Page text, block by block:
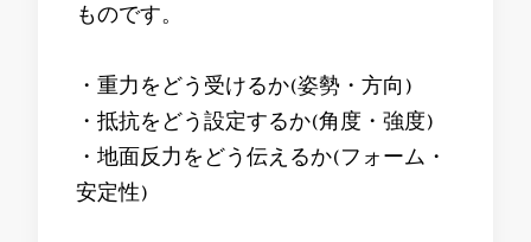
ものです。
・重力をどう受けるか(姿勢・方向)
・抵抗をどう設定するか(角度・強度)
・地面反力をどう伝えるか(フォーム・
安定性)